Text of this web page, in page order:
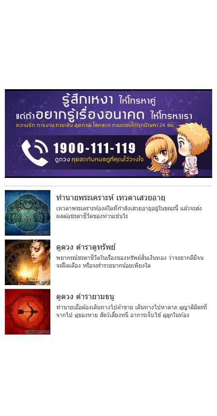
ทำนายพระเคราะห์ เทวดาเสวยอายุ
เทวดาพระเคราะห์องค์ใดที่กำลังเสวยอายุอยู่ในขณะนี้ แล้วจะส่ง
ผลต่อชะตาชีวิตของท่านเช่นไร
ดูดวง ตำราดูทรัพย์
พยากรณ์ชะตาชีวิตในเรื่องของทรัพย์สินเงินทอง ว่าจะยากดีมีจน
จะฝืดเคือง หรือจะร่ำรวยมากน้อยเพียงใด
ดูดวง ตำรายามธนู
ทำนายเมื่อต้องเดินทางไปค้าขาย เดินทางไปหาลาภ ดูญาติมิตรที่
จากไป ดูของหาย สัตว์เลี้ยงหนี อาการเจ็บไข้ ดูลูกในท้อง